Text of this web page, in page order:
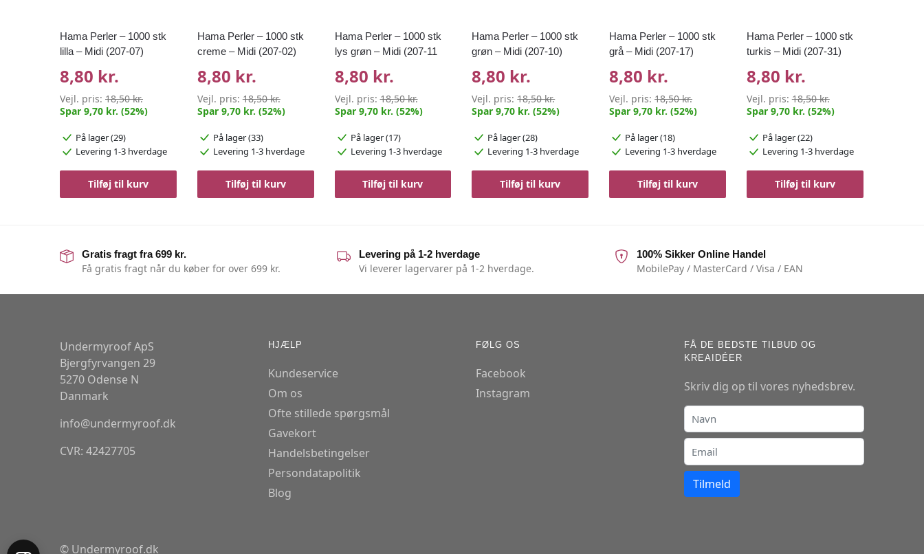
Hama Perler – 1000 stk
lilla – Midi (207-07)
8,80 kr.
Vejl. pris:18,50 kr.
Spar 9,70 kr. (52%)
På lager (29)
Levering 1-3 hverdage
Tilføj til kurv
Hama Perler – 1000 stk
creme – Midi (207-02)
8,80 kr.
Vejl. pris:18,50 kr.
Spar 9,70 kr. (52%)
På lager (33)
Levering 1-3 hverdage
Tilføj til kurv
Hama Perler – 1000 stk
lys grøn – Midi (207-11
8,80 kr.
Vejl. pris:18,50 kr.
Spar 9,70 kr. (52%)
På lager (17)
Levering 1-3 hverdage
Tilføj til kurv
Hama Perler – 1000 stk
grøn – Midi (207-10)
8,80 kr.
Vejl. pris:18,50 kr.
Spar 9,70 kr. (52%)
På lager (28)
Levering 1-3 hverdage
Tilføj til kurv
Hama Perler – 1000 stk
grå – Midi (207-17)
8,80 kr.
Vejl. pris:18,50 kr.
Spar 9,70 kr. (52%)
På lager (18)
Levering 1-3 hverdage
Tilføj til kurv
Hama Perler – 1000 stk
turkis – Midi (207-31)
8,80 kr.
Vejl. pris:18,50 kr.
Spar 9,70 kr. (52%)
På lager (22)
Levering 1-3 hverdage
Tilføj til kurv
Gratis fragt fra 699 kr.
Få gratis fragt når du køber for over 699 kr.
Levering på 1-2 hverdage
Vi leverer lagervarer på 1-2 hverdage.
100% Sikker Online Handel
MobilePay / MasterCard / Visa / EAN
Undermyroof ApS
Bjergfyrvangen 29
5270 Odense N
Danmark
info@undermyroof.dk
CVR: 42427705
HJÆLP
Kundeservice
Om os
Ofte stillede spørgsmål
Gavekort
Handelsbetingelser
Persondatapolitik
Blog
FØLG OS
Facebook
Instagram
FÅ DE BEDSTE TILBUD OG
KREAIDÉER
Skriv dig op til vores nyhedsbrev.
Tilmeld
© Undermyroof.dk